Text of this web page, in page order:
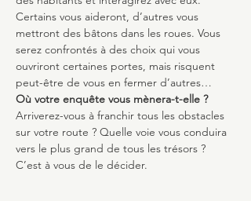
Certains vous aideront, d’autres vous
mettront des bâtons dans les roues. Vous
serez confrontés à des choix qui vous
ouvriront certaines portes, mais risquent
peut-être de vous en fermer d’autres…
Où votre enquête vous mènera-t-elle ?
Arriverez-vous à franchir tous les obstacles
sur votre route ? Quelle voie vous conduira
vers le plus grand de tous les trésors ?
C’est à vous de le décider.